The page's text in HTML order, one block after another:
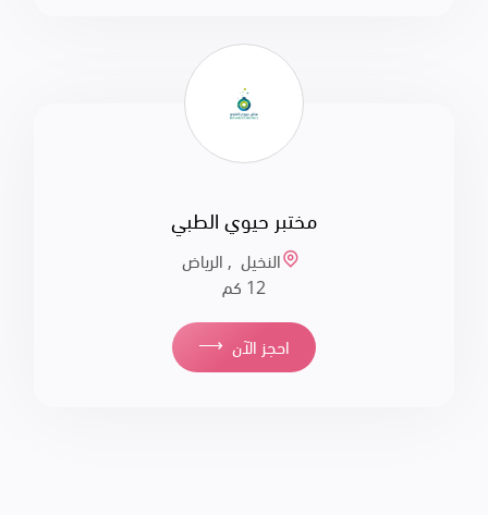
مختبر حيوي الطبي
النخيل , الرياض
12 كم
⟶ احجز الآن